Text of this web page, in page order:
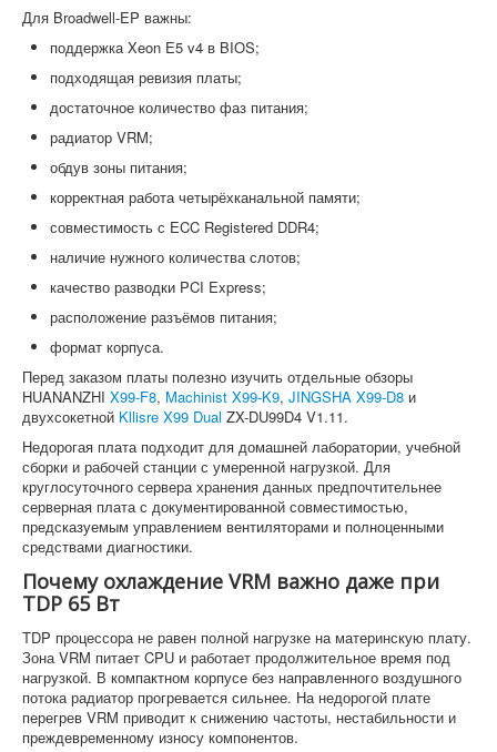
Для Broadwell-EP важны:
поддержка Xeon E5 v4 в BIOS;
подходящая ревизия платы;
достаточное количество фаз питания;
радиатор VRM;
обдув зоны питания;
корректная работа четырёхканальной памяти;
совместимость с ECC Registered DDR4;
наличие нужного количества слотов;
качество разводки PCI Express;
расположение разъёмов питания;
формат корпуса.
Перед заказом платы полезно изучить отдельные обзоры
HUANANZHI X99-F8, Machinist X99-K9, JINGSHA X99-D8 и
двухсокетной Kllisre X99 Dual ZX-DU99D4 V1.11.
Недорогая плата подходит для домашней лаборатории, учебной
сборки и рабочей станции с умеренной нагрузкой. Для
круглосуточного сервера хранения данных предпочтительнее
серверная плата с документированной совместимостью,
предсказуемым управлением вентиляторами и полноценными
средствами диагностики.
Почему охлаждение VRM важно даже при
TDP 65 Вт
TDP процессора не равен полной нагрузке на материнскую плату.
Зона VRM питает CPU и работает продолжительное время под
нагрузкой. В компактном корпусе без направленного воздушного
потока радиатор прогревается сильнее. На недорогой плате
перегрев VRM приводит к снижению частоты, нестабильности и
преждевременному износу компонентов.